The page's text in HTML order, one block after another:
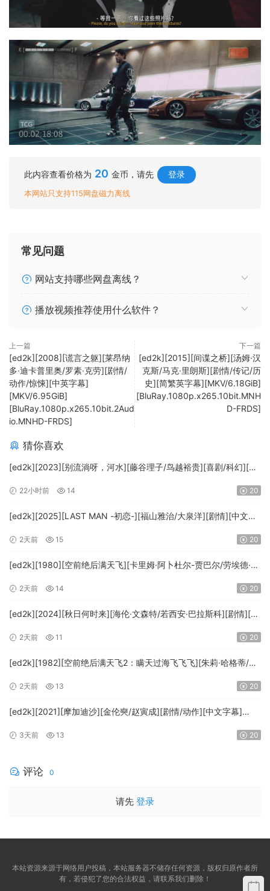
此内容查看价格为 20 金币，请先 登录
本网站只支持115网盘磁力离线
常见问题
网站支持哪些网盘离线？
播放视频推荐使用什么软件？
上一篇
[ed2k][2008][谎言之躯][莱昂纳
多·迪卡普里奥/罗素·克劳][剧情/
动作/惊悚][中英字幕]
[MKV/6.95GiB]
[BluRay.1080p.x265.10bit.2Aud
io.MNHD-FRDS]
下一篇
[ed2k][2015][间谍之桥][汤姆·汉
克斯/马克·里朗斯][剧情/传记/历
史][简繁英字幕][MKV/6.18GiB]
[BluRay.1080p.x265.10bit.MNH
D-FRDS]
猜你喜欢
[ed2k][2023][别流淌呀，河水][藤谷理子/鸟越裕贵][喜剧/科幻][中
22小时前 14 20
[ed2k][2025][LAST MAN -初恋-][福山雅治/大泉洋][剧情][中文字
2天前 15 20
[ed2k][1980][空前绝后满天飞][卡里姆·阿卜杜尔-贾巴尔/劳埃德·布
HD.MA5.1.x265.10bit-BeiTai]
2天前 14 20
[ed2k][2024][秋日何时来][海伦·文森特/若西安·巴拉斯科][剧情][中
FRDS]
2天前 11 20
[ed2k][1982][空前绝后满天飞2：瞒天过海飞飞飞][朱莉·哈格蒂/罗
[1080p.BluRay.x264.DTS-WiKi]
2天前 13 20
[ed2k][2021][摩加迪沙][金伦奭/赵寅成][剧情/动作][中文字幕]
3天前 13 20
评论 0
请先 登录
本站资源来源于网络用户投稿，本站服务器不储存任何资源，版权归原作者所
有，若侵犯了您的合法权益，请联系我们删除！